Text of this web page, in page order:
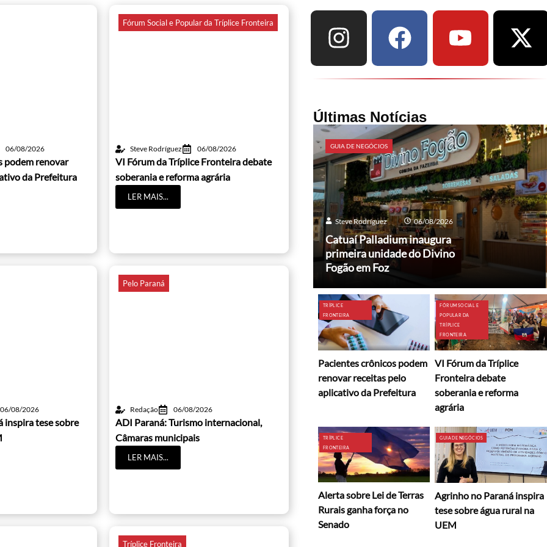
06/08/2026
podem renovar
da Prefeitura
Fórum Social e Popular da Tríplice Fronteira
Steve Rodríguez 06/08/2026
VI Fórum da Tríplice Fronteira debate
soberania e reforma agrária
LER MAIS...
06/08/2026
inspira tese sobre
Pelo Paraná
Redação 06/08/2026
ADI Paraná: Turismo internacional,
Câmaras municipais
LER MAIS...
Tríplice Fronteira
Últimas Notícias
GUIA DE NEGÓCIOS
Steve Rodríguez 06/08/2026
Catuaí Palladium inaugura
primeira unidade do Divino
Fogão em Foz
TRÍPLICE
FRONTEIRA
Pacientes crônicos podem
renovar receitas pelo
aplicativo da Prefeitura
FÓRUM SOCIAL E
POPULAR DA
TRÍPLICE
FRONTEIRA
VI Fórum da Tríplice
Fronteira debate
soberania e reforma
agrária
TRÍPLICE
FRONTEIRA
Alerta sobre Lei de Terras
Rurais ganha força no
Senado
GUIA DE NEGÓCIOS
Agrinho no Paraná inspira
tese sobre água rural na
UEM